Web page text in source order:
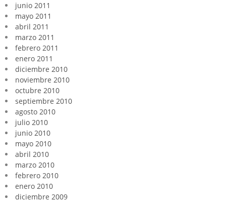
junio 2011
mayo 2011
abril 2011
marzo 2011
febrero 2011
enero 2011
diciembre 2010
noviembre 2010
octubre 2010
septiembre 2010
agosto 2010
julio 2010
junio 2010
mayo 2010
abril 2010
marzo 2010
febrero 2010
enero 2010
diciembre 2009